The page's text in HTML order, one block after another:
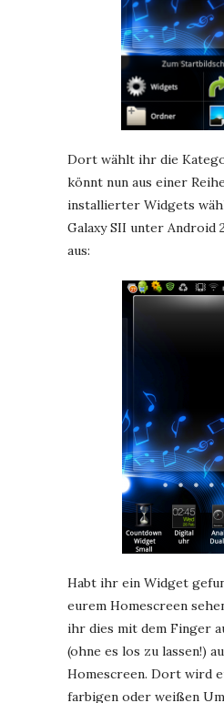
Dort wählt ihr die
könnt nun aus einer
installierter Widgets
Galaxy SII unter Android
aus:
Habt ihr ein Widget
eurem Homescreen
ihr dies mit dem Finger
(ohne es los zu lassen!)
Homescreen. Dort wird
farbigen oder weißen